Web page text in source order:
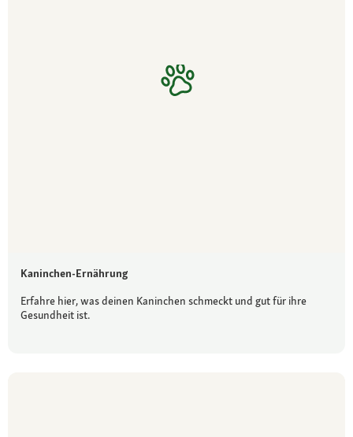
Kaninchen-Ernährung
Erfahre hier, was deinen Kaninchen schmeckt und gut für ihre
Gesundheit ist.